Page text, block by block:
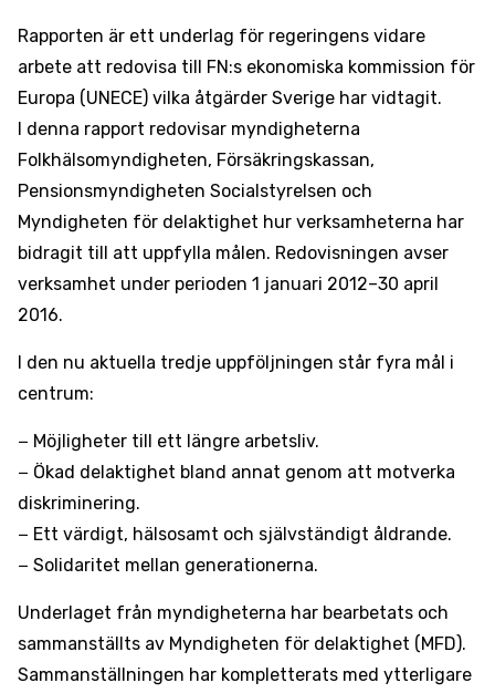
Rapporten är ett underlag för regeringens vidare
arbete att redovisa till FN:s ekonomiska kommission för
Europa (UNECE) vilka åtgärder Sverige har vidtagit.
I denna rapport redovisar myndigheterna
Folkhälsomyndigheten, Försäkringskassan,
Pensionsmyndigheten Socialstyrelsen och
Myndigheten för delaktighet hur verksamheterna har
bidragit till att uppfylla målen. Redovisningen avser
verksamhet under perioden 1 januari 2012–30 april
2016.
I den nu aktuella tredje uppföljningen står fyra mål i
centrum:
− Möjligheter till ett längre arbetsliv.
− Ökad delaktighet bland annat genom att motverka
diskriminering.
− Ett värdigt, hälsosamt och självständigt åldrande.
− Solidaritet mellan generationerna.
Underlaget från myndigheterna har bearbetats och
sammanställts av Myndigheten för delaktighet (MFD).
Sammanställningen har kompletterats med ytterligare